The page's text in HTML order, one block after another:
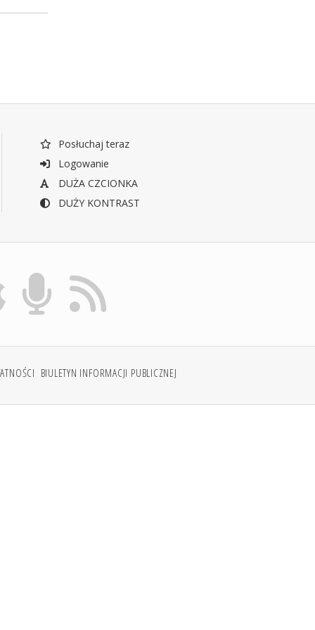
Posłuchaj teraz
Logowanie
DUŻA CZCIONKA
DUŻY KONTRAST
BIULETYN INFORMACJI PUBLICZNEJ